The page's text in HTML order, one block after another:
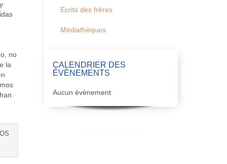
no
la
Ecrits des frères
Médiathèques
CALENDRIER DES
ÉVÈNEMENTS
Aucun évènement